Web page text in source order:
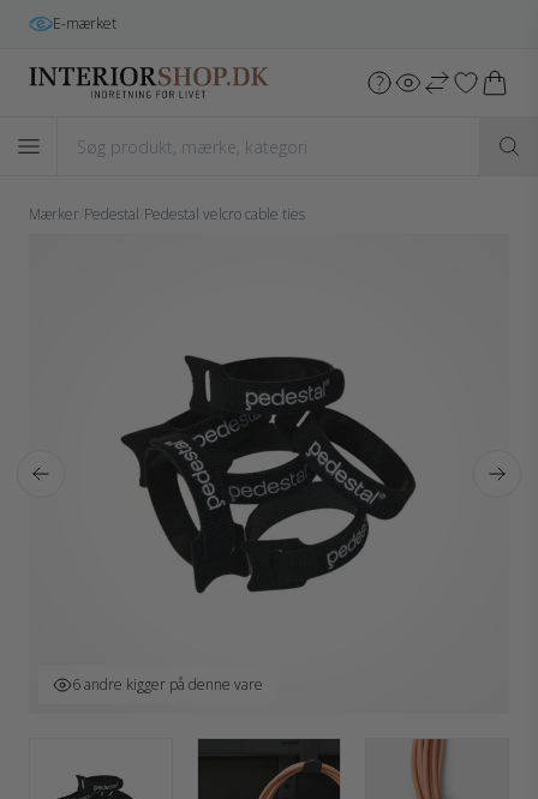
E-mærket
Mærker Pedestal Pedestal velcro cable ties
6 andre kigger på denne vare